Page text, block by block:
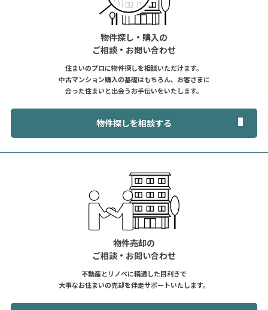
物件探し・購入の
ご相談・お問い合わせ
住まいのプロに物件探しを相談いただけます。
中古マンション購入の基礎はもちろん、お客さまに
合った住まいと出会うお手伝いをいたします。
物件探しを相談する
物件売却の
ご相談・お問い合わせ
不動産とリノベに精通した目利きで
大事なお住まいの売却を伴走サポートいたします。